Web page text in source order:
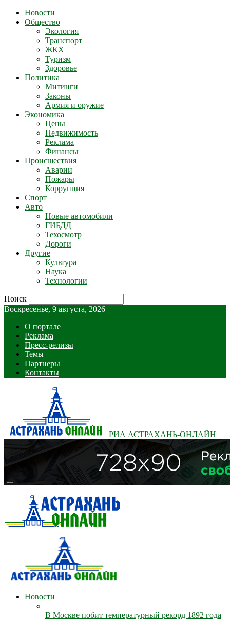
Новости
Общество
Экология
Транспорт
ЖКХ
Туризм
Здоровье
Политика
Митинги
Законы
Армия и оружие
Экономика
Цены
Недвижимость
Реклама
Финансы
Происшествия
Аварии
Пожары
Коррупция
Спорт
Авто
Новые автомобили
ГИБДД
Техосмотр
Дороги
Другие
Культура
Наука
Технологии
Поиск
Воскресенье, 9 августа, 2026
О портале
Реклама
Пресс-релизы
Темы
Партнеры
Контакты
РИА АСТРАХАНЬ-ОНЛАЙН
Новости
В Москве побит температурный рекорд 1892 года